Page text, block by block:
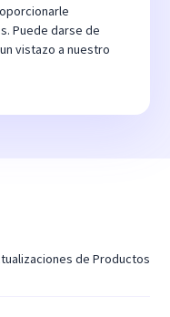
Puede darse de
vistazo a nuestro
de Productos